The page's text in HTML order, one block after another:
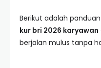
Berikut adalah
kur bri 2026 karyawan
berjalan mulus tanpa